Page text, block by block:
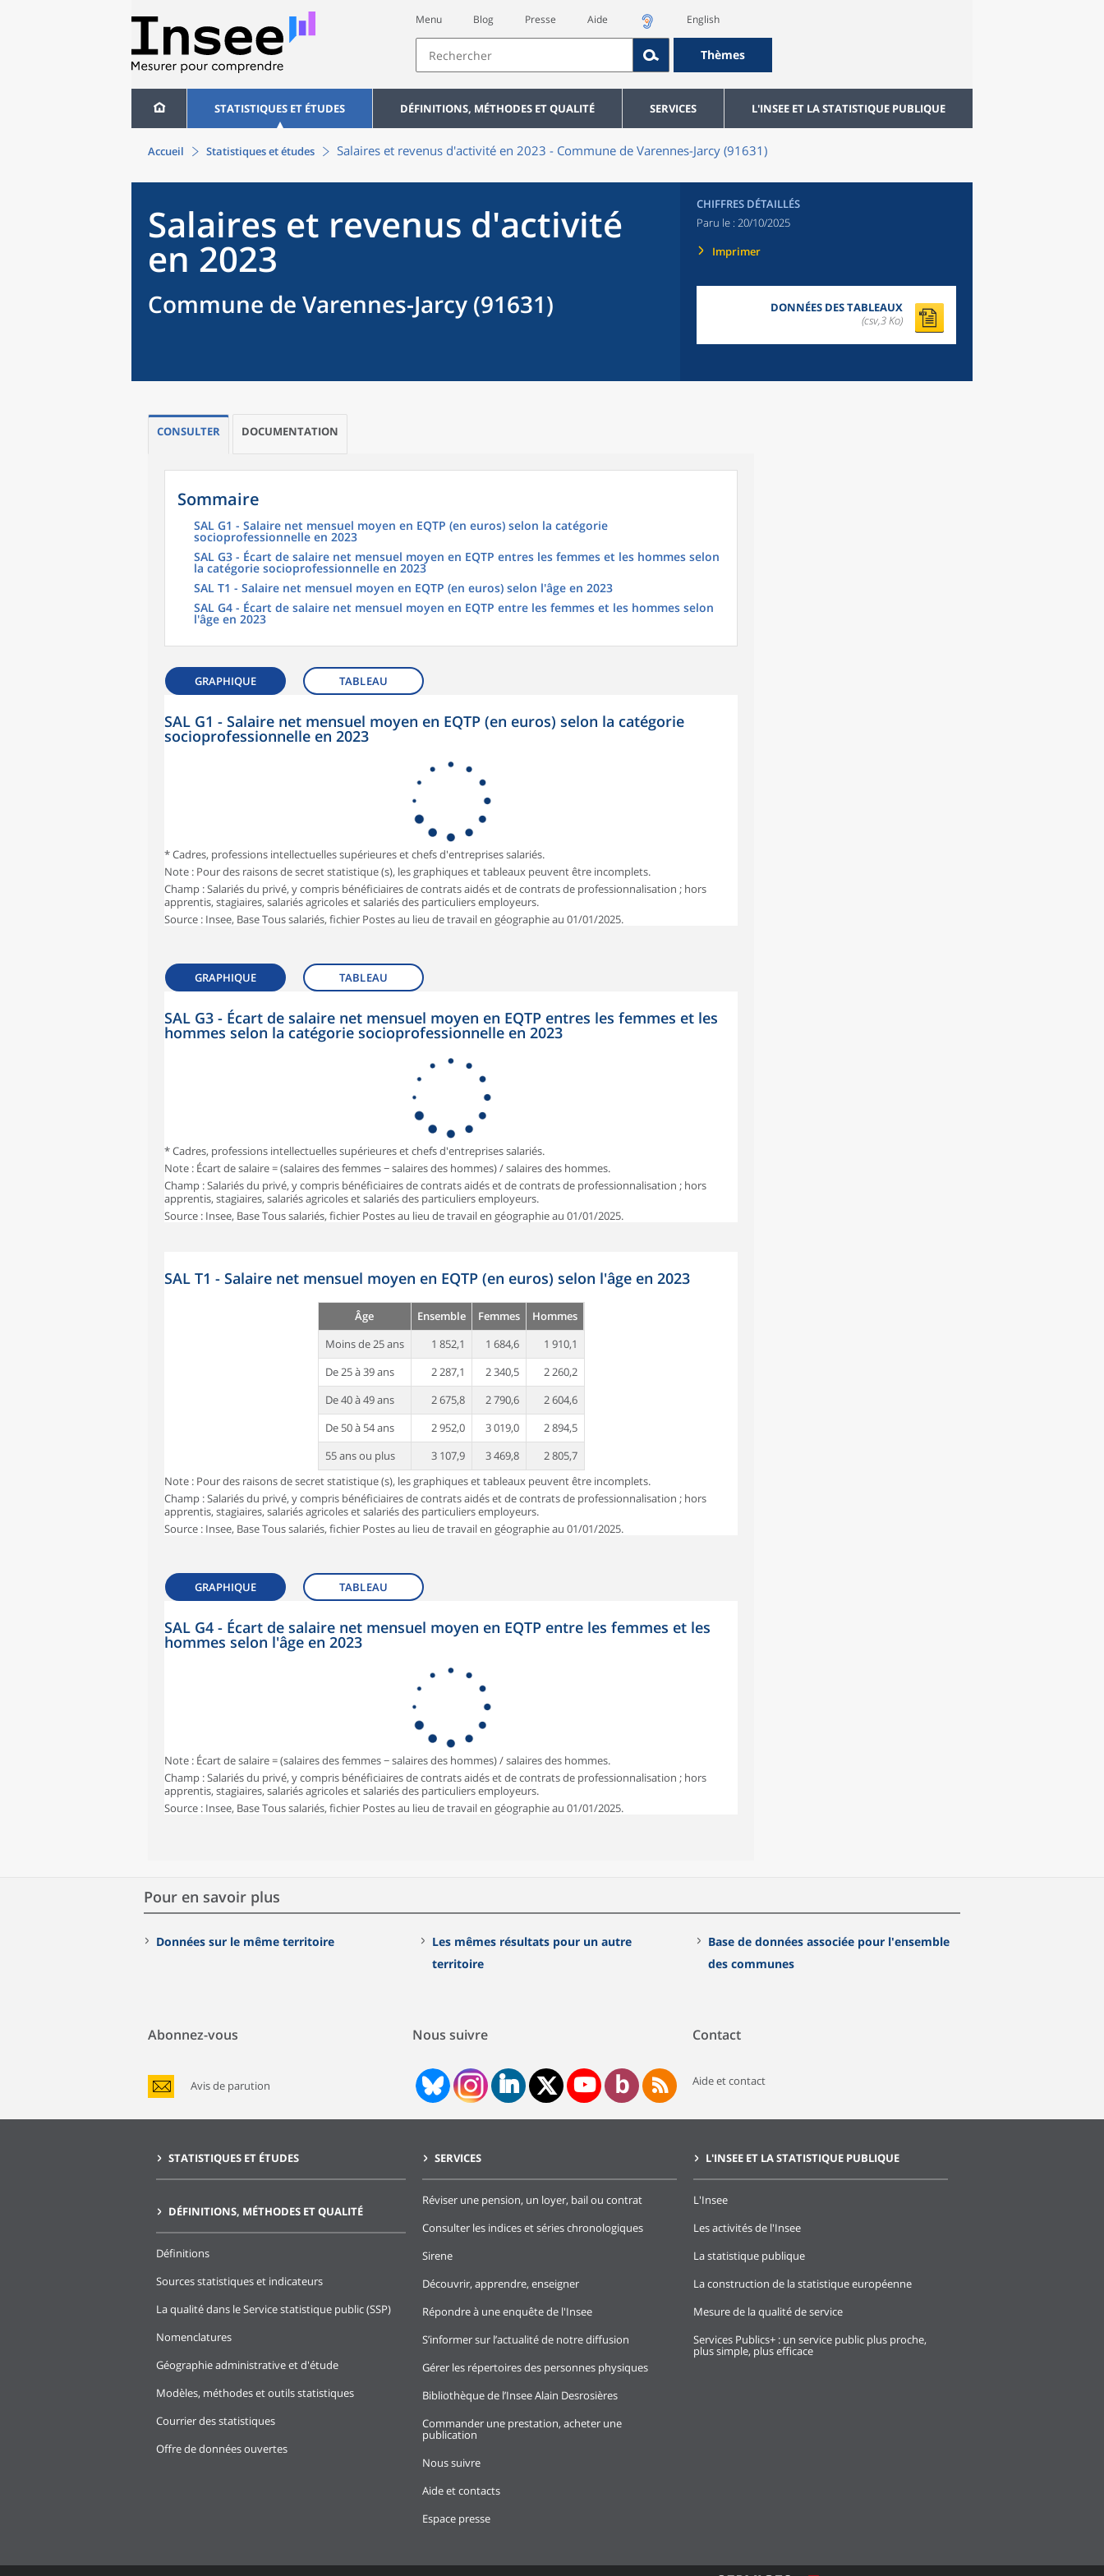
Menu Blog Presse Aide English
Thèmes
STATISTIQUES ET ÉTUDES DÉFINITIONS, MÉTHODES ET QUALITÉ SERVICES L'INSEE ET LA STATISTIQUE PUBLIQUE
Accueil Statistiques et études Salaires et revenus d'activité en 2023 - Commune de Varennes-Jarcy (91631)
Salaires et revenus d'activité
en 2023
Commune de Varennes-Jarcy (91631)
CHIFFRES DÉTAILLÉS
Paru le : 20/10/2025
Imprimer
DONNÉES DES TABLEAUX
(csv,3 Ko)
CONSULTER DOCUMENTATION
Sommaire
SAL G1 - Salaire net mensuel moyen en EQTP (en euros) selon la catégorie
socioprofessionnelle en 2023
SAL G3 - Écart de salaire net mensuel moyen en EQTP entres les femmes et les hommes selon
la catégorie socioprofessionnelle en 2023
SAL T1 - Salaire net mensuel moyen en EQTP (en euros) selon l'âge en 2023
SAL G4 - Écart de salaire net mensuel moyen en EQTP entre les femmes et les hommes selon
l'âge en 2023
GRAPHIQUE TABLEAU
SAL G1 - Salaire net mensuel moyen en EQTP (en euros) selon la catégorie
socioprofessionnelle en 2023
* Cadres, professions intellectuelles supérieures et chefs d'entreprises salariés.
Note : Pour des raisons de secret statistique (s), les graphiques et tableaux peuvent être incomplets.
Champ : Salariés du privé, y compris bénéficiaires de contrats aidés et de contrats de professionnalisation ; hors
apprentis, stagiaires, salariés agricoles et salariés des particuliers employeurs.
Source : Insee, Base Tous salariés, fichier Postes au lieu de travail en géographie au 01/01/2025.
GRAPHIQUE TABLEAU
SAL G3 - Écart de salaire net mensuel moyen en EQTP entres les femmes et les
hommes selon la catégorie socioprofessionnelle en 2023
* Cadres, professions intellectuelles supérieures et chefs d'entreprises salariés.
Note : Écart de salaire = (salaires des femmes − salaires des hommes) / salaires des hommes.
Champ : Salariés du privé, y compris bénéficiaires de contrats aidés et de contrats de professionnalisation ; hors
apprentis, stagiaires, salariés agricoles et salariés des particuliers employeurs.
Source : Insee, Base Tous salariés, fichier Postes au lieu de travail en géographie au 01/01/2025.
SAL T1 - Salaire net mensuel moyen en EQTP (en euros) selon l'âge en 2023
Âge Ensemble Femmes
Hommes
Moins de 25 ans
1 852,1 1 684,6
1 910,1
De 25 à 39 ans
2 287,1 2 340,5
2 260,2
De 40 à 49 ans
2 675,8 2 790,6
2 604,6
De 50 à 54 ans
2 952,0 3 019,0
2 894,5
55 ans ou plus
3 107,9 3 469,8
2 805,7
Note : Pour des raisons de secret statistique (s), les graphiques et tableaux peuvent être incomplets.
Champ : Salariés du privé, y compris bénéficiaires de contrats aidés et de contrats de professionnalisation ; hors
apprentis, stagiaires, salariés agricoles et salariés des particuliers employeurs.
Source : Insee, Base Tous salariés, fichier Postes au lieu de travail en géographie au 01/01/2025.
GRAPHIQUE TABLEAU
SAL G4 - Écart de salaire net mensuel moyen en EQTP entre les femmes et les
hommes selon l'âge en 2023
Note : Écart de salaire = (salaires des femmes − salaires des hommes) / salaires des hommes.
Champ : Salariés du privé, y compris bénéficiaires de contrats aidés et de contrats de professionnalisation ; hors
apprentis, stagiaires, salariés agricoles et salariés des particuliers employeurs.
Source : Insee, Base Tous salariés, fichier Postes au lieu de travail en géographie au 01/01/2025.
Pour en savoir plus
Données sur le même territoire
Les mêmes résultats pour un autre
territoire
Base de données associée pour l'ensemble
des communes
Abonnez-vous
Avis de parution
Nous suivre Contact
Aide et contact
STATISTIQUES ET ÉTUDES
DÉFINITIONS, MÉTHODES ET QUALITÉ
Définitions
Sources statistiques et indicateurs
La qualité dans le Service statistique public (SSP)
Nomenclatures
Géographie administrative et d'étude
Modèles, méthodes et outils statistiques
Courrier des statistiques
Offre de données ouvertes
SERVICES
Réviser une pension, un loyer, bail ou contrat
Consulter les indices et séries chronologiques
Sirene
Découvrir, apprendre, enseigner
Répondre à une enquête de l'Insee
S’informer sur l’actualité de notre diffusion
Gérer les répertoires des personnes physiques
Bibliothèque de l’Insee Alain Desrosières
Commander une prestation, acheter une
publication
Nous suivre
Aide et contacts
Espace presse
L'INSEE ET LA STATISTIQUE PUBLIQUE
L'Insee
Les activités de l'Insee
La statistique publique
La construction de la statistique européenne
Mesure de la qualité de service
Services Publics+ : un service public plus proche,
plus simple, plus efficace